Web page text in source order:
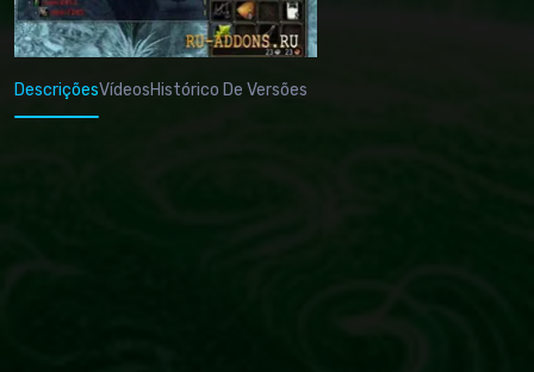
DescriçõesVídeosHistórico De Versões